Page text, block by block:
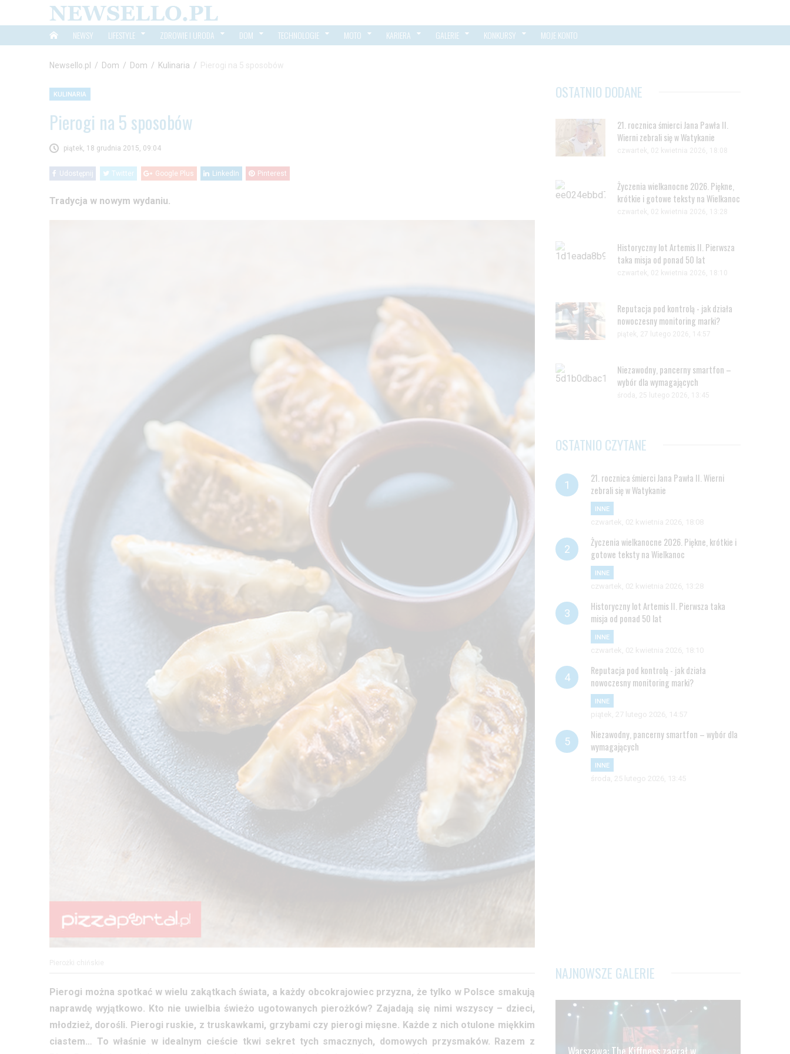
NEWSY LIFESTYLE ZDROWIE I URODA DOM TECHNOLOGIE MOTO KARIERA GALERIE KONKURSY MOJE KONTO
Newsello.pl / Dom / Dom / Kulinaria / Pierogi na 5 sposobów
KULINARIA
Pierogi na 5 sposobów
piątek, 18 grudnia 2015, 09:04
Udostępnij Twitter Google Plus LinkedIn Pinterest
Tradycja w nowym wydaniu.
Pierogi można spotkać w wielu zakątkach świata, a każdy obcokrajowiec przyzna, że tylko w Polsce smakują
naprawdę wyjątkowo. Kto nie uwielbia świeżo ugotowanych pierożków? Zajadają się nimi wszyscy – dzieci,
młodzież, dorośli. Pierogi ruskie, z truskawkami, grzybami czy pierogi mięsne. Każde z nich otulone miękkim
ciastem… To właśnie w idealnym cieście tkwi sekret tych smacznych, domowych przysmaków. Razem z
OSTATNIO DODANE
21. rocznica śmierci Jana Pawła II.
Wierni zebrali się w Watykanie
czwartek, 02 kwietnia 2026, 18:08
Życzenia wielkanocne 2026. Piękne,
krótkie i gotowe teksty na Wielkanoc
czwartek, 02 kwietnia 2026, 13:28
Historyczny lot Artemis II. Pierwsza
taka misja od ponad 50 lat
czwartek, 02 kwietnia 2026, 18:10
Reputacja pod kontrolą - jak działa
nowoczesny monitoring marki?
piątek, 27 lutego 2026, 14:57
Niezawodny, pancerny smartfon –
wybór dla wymagających
środa, 25 lutego 2026, 13:45
OSTATNIO CZYTANE
21. rocznica śmierci Jana Pawła II. Wierni
zebrali się w Watykanie
INNE
czwartek, 02 kwietnia 2026, 18:08
Życzenia wielkanocne 2026. Piękne, krótkie i
gotowe teksty na Wielkanoc
INNE
czwartek, 02 kwietnia 2026, 13:28
Historyczny lot Artemis II. Pierwsza taka
misja od ponad 50 lat
INNE
czwartek, 02 kwietnia 2026, 18:10
Reputacja pod kontrolą - jak działa
nowoczesny monitoring marki?
INNE
piątek, 27 lutego 2026, 14:57
Niezawodny, pancerny smartfon – wybór dla
wymagających
INNE
środa, 25 lutego 2026, 13:45
NAJNOWSZE GALERIE